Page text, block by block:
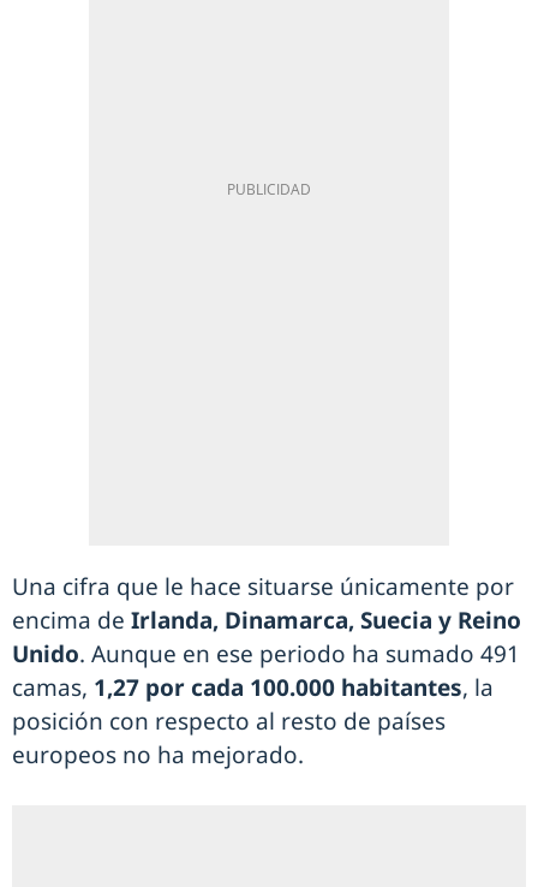
Una cifra que le hace situarse únicamente por
encima de Irlanda, Dinamarca, Suecia y Reino
Unido. Aunque en ese periodo ha sumado 491
camas, 1,27 por cada 100.000 habitantes, la
posición con respecto al resto de países
europeos no ha mejorado.